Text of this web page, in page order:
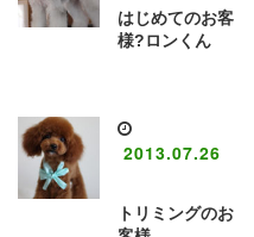
はじめてのお客
様?ロンくん
2013.07.26
トリミングのお